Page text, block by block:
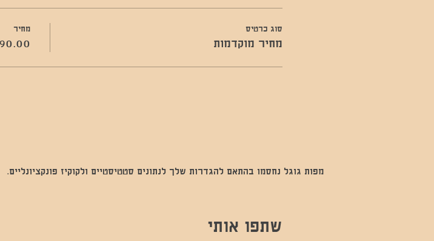
סוג כרטיס
מחיר מוקדמות
מחיר
מפות גוגל נחסמו בהתאם להגדרות שלך לנתונים סטטיסטיים ולקוקיז פונקציונליים.
שתפו אותי